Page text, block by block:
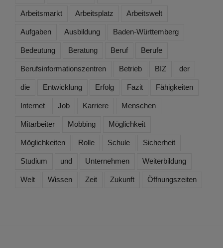
Arbeitsmarkt Arbeitsplatz Arbeitswelt
Aufgaben Ausbildung Baden-Württemberg
Bedeutung Beratung Beruf Berufe
Berufsinformationszentren Betrieb BIZ der
die Entwicklung Erfolg Fazit Fähigkeiten
Internet Job Karriere Menschen
Mitarbeiter Mobbing Möglichkeit
Möglichkeiten Rolle Schule Sicherheit
Studium und Unternehmen Weiterbildung
Welt Wissen Zeit Zukunft Öffnungszeiten